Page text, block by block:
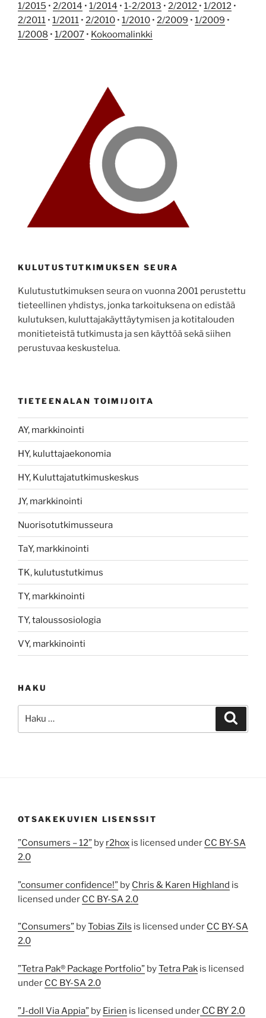
1/2015 • 2/2014 • 1/2014 • 1-2/2013 • 2/2012 • 1/2012 •
2/2011 • 1/2011 • 2/2010 • 1/2010 • 2/2009 • 1/2009 •
1/2008 • 1/2007 • Kokoomalinkki
KULUTUSTUTKIMUKSEN SEURA
Kulutustutkimuksen seura on vuonna 2001 perustettu
tieteellinen yhdistys, jonka tarkoituksena on edistää
kulutuksen, kuluttajakäyttäytymisen ja kotitalouden
monitieteistä tutkimusta ja sen käyttöä sekä siihen
perustuvaa keskustelua.
TIETEENALAN TOIMIJOITA
AY, markkinointi
HY, kuluttajaekonomia
HY, Kuluttajatutkimuskeskus
JY, markkinointi
Nuorisotutkimusseura
TaY, markkinointi
TK, kulutustutkimus
TY, markkinointi
TY, taloussosiologia
VY, markkinointi
HAKU
OTSAKEKUVIEN LISENSSIT
”Consumers – 12” by r2hox is licensed under CC BY-SA
2.0
”consumer confidence!” by Chris & Karen Highland is
licensed under CC BY-SA 2.0
”Consumers” byTobias Zils is licensed under CC BY-SA
2.0
”Tetra Pak® Package Portfolio” byTetra Pak is licensed
under CC BY-SA 2.0
”J-doll Via Appia” by Eirien is licensed under CC BY 2.0